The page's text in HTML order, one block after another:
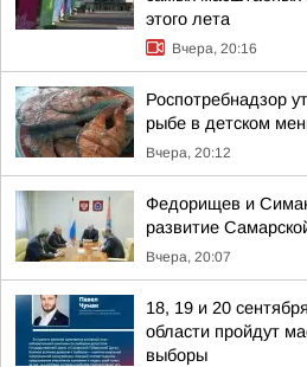
этого лета
Вчера, 20:16
Роспотребнадзор
рыбе в детском
Вчера, 20:12
Федорищев и
развитие
Вчера, 20:07
18, 19 и 20
области пройдут
выборы